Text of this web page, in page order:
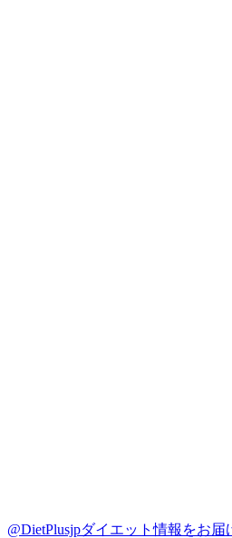
@DietPlusjpダイエット情報をお届